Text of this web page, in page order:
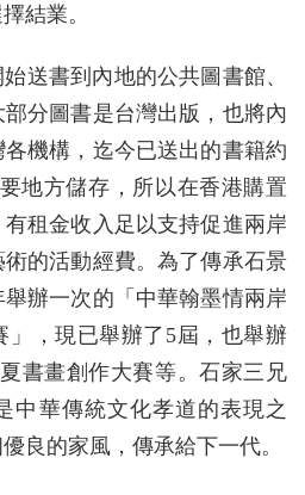
結業。
送書到內地的公共圖書館、
分圖書是台灣出版，也將內
機構，迄今已送出的書籍約
地方儲存，所以在香港購置
租金收入足以支持促進兩岸
的活動經費。為了傳承石景
辦一次的「中華翰墨情兩岸
」，現已舉辦了5屆，也舉辦
書畫創作大賽等。石家三兄
中華傳統文化孝道的表現之
良的家風，傳承給下一代。